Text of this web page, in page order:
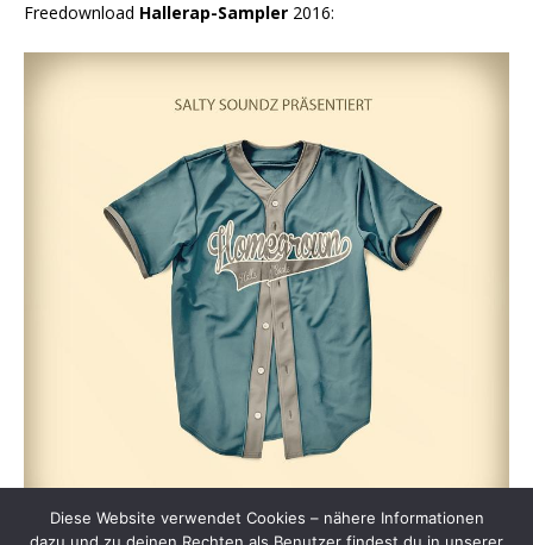
Freedownload Hallerap-Sampler 2016:
Diese Website verwendet Cookies – nähere Informationen